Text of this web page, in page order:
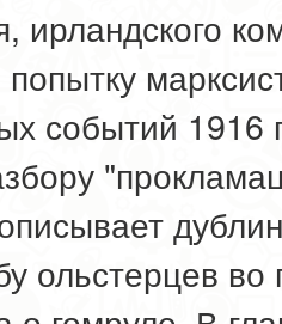
ирландского
событий 1916
ольстерцев